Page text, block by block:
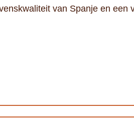
van Spanje en een